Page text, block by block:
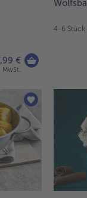
€
MwSt.
4-6 Stück